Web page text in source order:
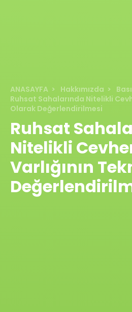
ANASAYFA Hakkımızda
Ruhsat Sahalarında Nitelikli
Olarak Değerlendirilmesi
Ruhsat
Nitelikli
Varlığının